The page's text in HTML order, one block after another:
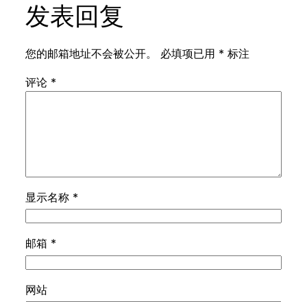
发表回复
您的邮箱地址不会被公开。 必填项已用 * 标注
评论 *
显示名称 *
邮箱 *
网站